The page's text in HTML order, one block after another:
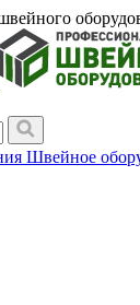
Швейное